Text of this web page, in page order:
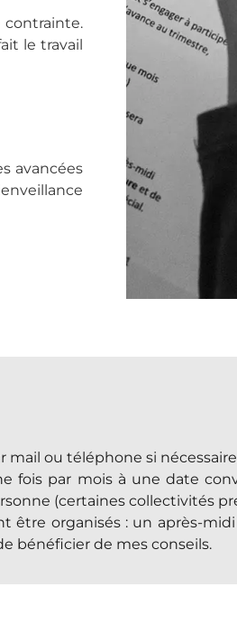
le travail
avancées
mail ou téléphone si
fois par mois à une date
(certaines collectivités
être organisés : un après-
bénéficier de mes conseils.